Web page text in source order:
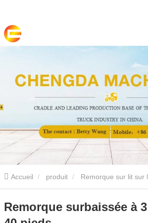
Accueil produit Remorque sur lit sur
Remorque surbaissée à